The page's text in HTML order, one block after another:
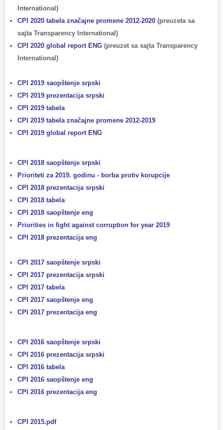
International)
CPI 2020 tabela značajne promene 2012-2020 (preuzeta sa
sajta Transparency International)
CPI 2020 global report ENG (preuzet sa sajta Transparency
International)
CPI 2019 saopštenje srpski
CPI 2019 prezentacija srpski
CPI 2019 tabela
CPI 2019 tabela značajne promene 2012-2019
CPI 2019 global report ENG
CPI 2018 saopštenje srpski
Prioriteti za 2019. godinu - borba protiv korupcije
CPI 2018 prezentacija srpski
CPI 2018 tabela
CPI 2018 saopštenje eng
Priorities in fight against corruption for year 2019
CPI 2018 prezentacija eng
CPI 2017 saopštenje srpski
CPI 2017 prezentacija srpski
CPI 2017 tabela
CPI 2017 saopštenje eng
CPI 2017 prezentacija eng
CPI 2016 saopštenje srpski
CPI 2016 prezentacija srpski
CPI 2016 tabela
CPI 2016 saopštenje eng
CPI 2016 prezentacija eng
CPI 2015.pdf